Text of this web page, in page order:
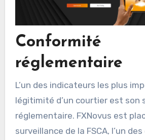
Conformité
réglementaire
L’un des indicateurs les plus
légitimité d’un courtier est son
réglementaire. FXNovus est
surveillance de la FSCA, l’un